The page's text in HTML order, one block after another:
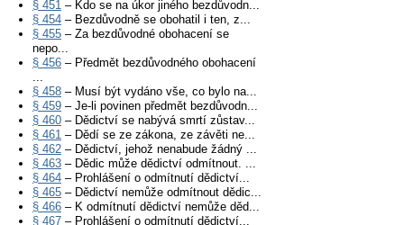
§ 451 – Kdo se na úkor jiného bezdůvodn...
§ 454 – Bezdůvodně se obohatil i ten, z...
§ 455 – Za bezdůvodné obohacení se
nepo...
§ 456 – Předmět bezdůvodného obohacení
...
§ 458 – Musí být vydáno vše, co bylo na...
§ 459 – Je-li povinen předmět bezdůvodn...
§ 460 – Dědictví se nabývá smrtí zůstav...
§ 461 – Dědí se ze zákona, ze závěti ne...
§ 462 – Dědictví, jehož nenabude žádný ...
§ 463 – Dědic může dědictví odmítnout. ...
§ 464 – Prohlášení o odmítnutí dědictví...
§ 465 – Dědictví nemůže odmítnout dědic...
§ 466 – K odmítnutí dědictví nemůže děd...
§ 467 – Prohlášení o odmítnutí dědictví...